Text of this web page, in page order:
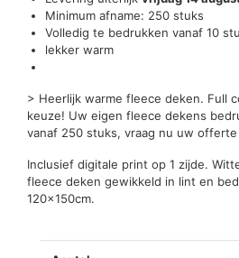
Minimum afname: 250 stuks
Volledig te bedrukken vanaf 10
lekker warm
> Heerlijk warme fleece deken. Full
keuze! Uw eigen fleece dekens
vanaf 250 stuks, vraag nu uw offerte
Inclusief digitale print op 1 zijde.
fleece deken gewikkeld in lint en
120x150cm.